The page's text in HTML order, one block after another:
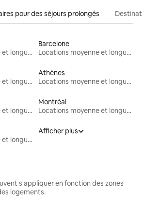
pour des séjours prolongés
Locations moyenne et longue durée
Barcelone
Locations moyenne et longue durée
Locations moyenne et longue durée
Athènes
Locations moyenne et longue durée
Locations moyenne et longue durée
Montréal
Locations moyenne et longue durée
Locations moyenne et longue durée
Afficher plus
s'appliquer en fonction des zones
logements.